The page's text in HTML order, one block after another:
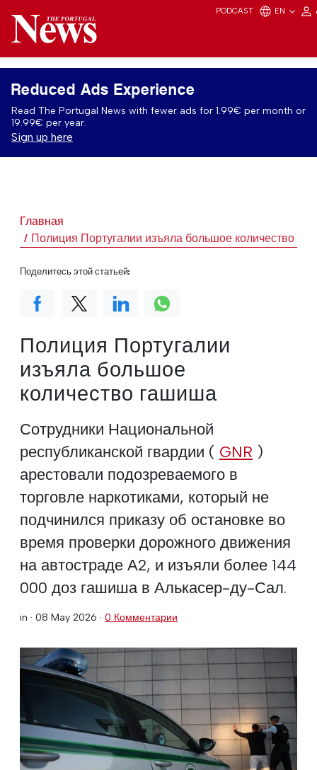
PODCAST EN
Reduced Ads Experience
Read The Portugal News with fewer ads for 1.99€ per month or
19.99€ per year.
Sign up here
Главная
Полиция Португалии изъяла большое количество
Полиция Португалии
изъяла большое
количество гашиша
Сотрудники Национальной
республиканской гвардии ( GNR )
арестовали подозреваемого в
торговле наркотиками, который не
подчинился приказу об остановке во
время проверки дорожного движения
на автостраде А2, и изъяли более 144
000 доз гашиша в Алькасер-ду-Сал.
in · 08 May 2026 · 0 Комментарии
Поделитесь этой статьей: